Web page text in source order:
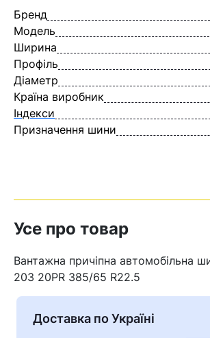
Бренд
Модель
Ширина
Профіль
Діаметр
Країна виробник
Індекси
Призначення шини
Усе про товар
Вантажна причіпна автомобільна
203 20PR 385/65 R22.5
Доставка по Україні